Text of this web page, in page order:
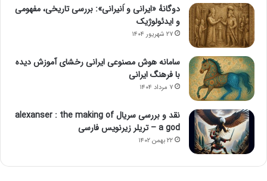
دوگانهٔ «ایرانی و اَنیرانی»: بررسی تاریخی، مفهومی
و ایدئولوژیک
۲۷ شهریور ۱۴۰۴
سامانه هوش مصنوعی ایرانی رخشای آموزش دیده
با فرهنگ ایرانی
۷ مرداد ۱۴۰۴
نقد و بررسی سریال alexanser : the making of
a god – تریلر زیرنویس فارسی
۲۲ بهمن ۱۴۰۲